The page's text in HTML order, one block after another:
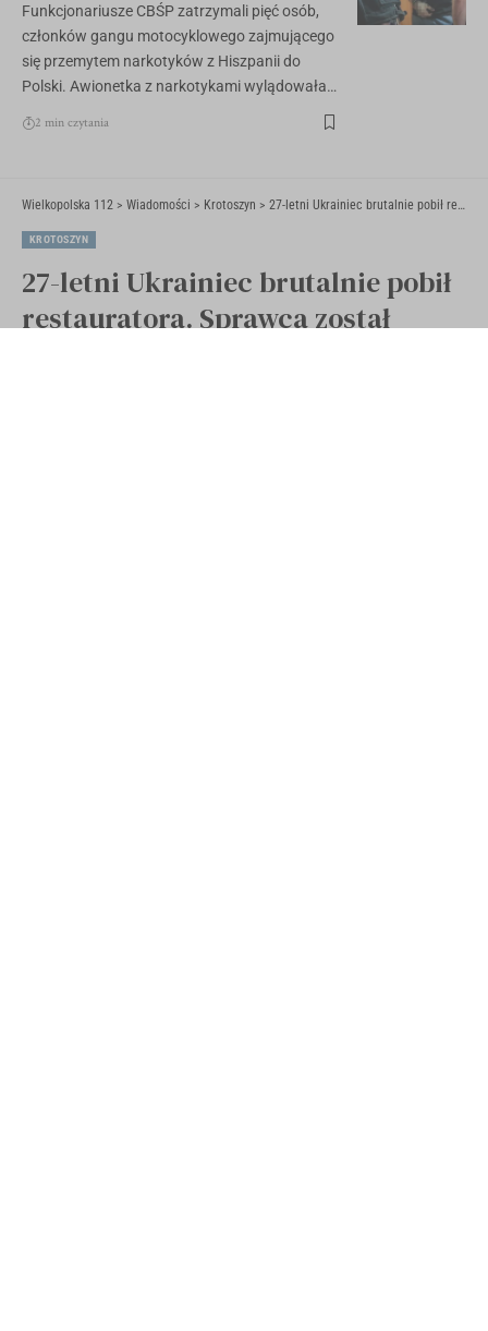
Funkcjonariusze CBŚP zatrzymali pięć osób,
członków gangu motocyklowego zajmującego
się przemytem narkotyków z Hiszpanii do
Polski. Awionetka z narkotykami wylądowała…
2 min czytania
Wielkopolska 112 > Wiadomości > Krotoszyn > 27-letni Ukrainiec brutalnie pobił restauratora. Sprawca został zatrzymany
KROTOSZYN
27-letni Ukrainiec brutalnie pobił
restauratora. Sprawca został